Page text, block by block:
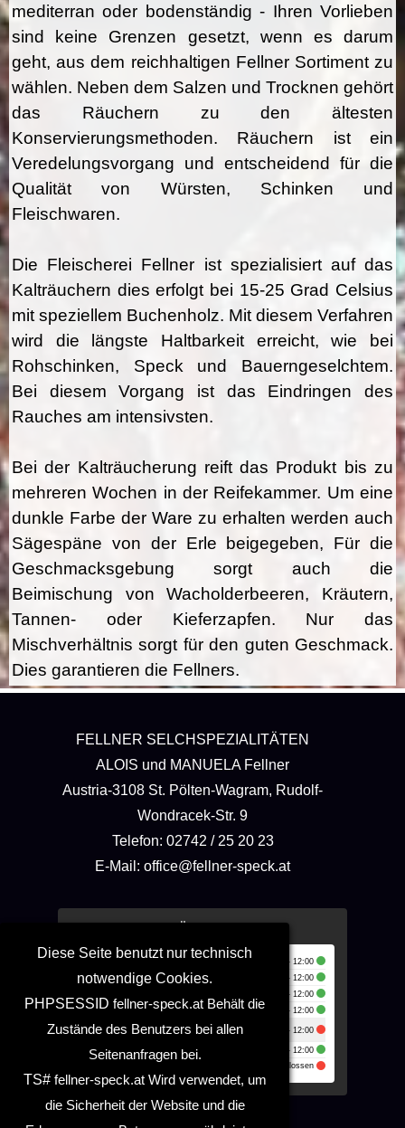
Diese Seite benutzt nur technisch
notwendige Cookies.
PHPSESSID fellner-speck.at Behält die
Zustände des Benutzers bei allen
Seitenanfragen bei.
TS# fellner-speck.atWird verwendet, um
die Sicherheit der Website und die
mediterran oder bodenständig - Ihren Vorlieben
sind keine Grenzen gesetzt, wenn es darum
geht, aus dem reichhaltigen Fellner Sortiment zu
wählen. Neben dem Salzen und Trocknen gehört
das Räuchern zu den ältesten
Konservierungsmethoden. Räuchern ist ein
Veredelungsvorgang und entscheidend für die
Qualität von Würsten, Schinken und
Fleischwaren.
Die Fleischerei Fellner ist spezialisiert auf das
Kalträuchern dies erfolgt bei 15-25 Grad Celsius
mit speziellem Buchenholz. Mit diesem Verfahren
wird die längste Haltbarkeit erreicht, wie bei
Rohschinken, Speck und Bauerngeselchtem.
Bei diesem Vorgang ist das Eindringen des
Rauches am intensivsten.
Bei der Kalträucherung reift das Produkt bis zu
mehreren Wochen in der Reifekammer. Um eine
dunkle Farbe der Ware zu erhalten werden auch
Sägespäne von der Erle beigegeben, Für die
Geschmacksgebung sorgt auch die
Beimischung von Wacholderbeeren, Kräutern,
Tannen- oder Kieferzapfen. Nur das
Mischverhältnis sorgt für den guten Geschmack.
Dies garantieren die Fellners.
FELLNER SELCHSPEZIALITÄTEN
ALOIS und MANUELA Fellner
Austria-3108 St. Pölten-Wagram, Rudolf-
Wondracek-Str. 9
Telefon: 02742 / 25 20 23
E-Mail: office@fellner-speck.at
Montag: 07:00 - 12:00
Dienstag: 07:00 - 12:00
07:00 - 12:00
Donnerstag: 🕑 07:00 - 12:00
Freitag: 07:00 - 12:00
Samstag: 07:00 - 12:00
Geschlossen